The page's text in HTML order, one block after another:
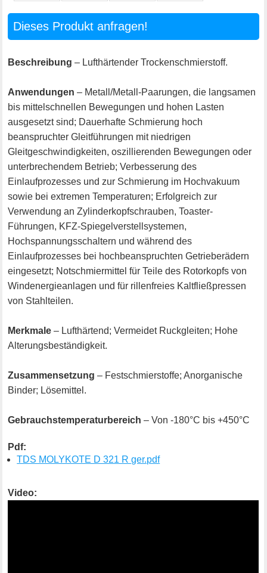
Dieses Produkt anfragen!
Beschreibung– Lufthärtender Trockenschmierstoff.
Anwendungen– Metall/Metall-Paarungen, die langsamen
bis mittelschnellen Bewegungen und hohen Lasten
ausgesetzt sind; Dauerhafte Schmierung hoch
beanspruchter Gleitführungen mit niedrigen
Gleitgeschwindigkeiten, oszillierenden Bewegungen oder
unterbrechendem Betrieb; Verbesserung des
Einlaufprozesses und zur Schmierung im Hochvakuum
sowie bei extremen Temperaturen; Erfolgreich zur
Verwendung an Zylinderkopfschrauben, Toaster-
Führungen, KFZ-Spiegelverstellsystemen,
Hochspannungsschaltern und während des
Einlaufprozesses bei hochbeanspruchten Getrieberädern
eingesetzt; Notschmiermittel für Teile des Rotorkopfs von
Windenergieanlagen und für rillenfreies Kaltfließpressen
von Stahlteilen.
Merkmale– Lufthärtend; Vermeidet Ruckgleiten; Hohe
Alterungsbeständigkeit.
Zusammensetzung – Festschmierstoffe; Anorganische
Binder; Lösemittel.
Gebrauchstemperaturbereich– Von -180°C bis +450°C
Pdf:
TDS MOLYKOTE D 321 R ger.pdf
Video: